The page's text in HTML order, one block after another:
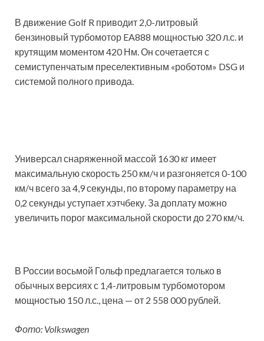
В движение Golf R приводит 2,0-литровый
бензиновый турбомотор EA888 мощностью 320 л.с. и
крутящим моментом 420 Нм. Он сочетается с
семиступенчатым преселективным «роботом» DSG и
системой полного привода.
Универсал снаряженной массой 1630 кг имеет
максимальную скорость 250 км/ч и разгоняется 0-100
км/ч всего за 4,9 секунды, по второму параметру на
0,2 секунды уступает хэтчбеку. За доплату можно
увеличить порог максимальной скорости до 270 км/ч.
В России восьмой Гольф предлагается только в
обычных версиях с 1,4-литровым турбомотором
мощностью 150 л.с., цена — от 2 558 000 рублей.
Фото: Volkswagen